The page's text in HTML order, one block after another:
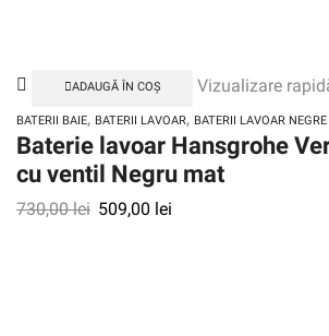
ADAUGĂ ÎN COȘ Vizualizare
BATERII BAIE, BATERII LAVOAR, BATERII LAVOAR NEGRE
Baterie lavoar Hansgrohe
cu ventil Negru mat
730,00lei 509,00 lei